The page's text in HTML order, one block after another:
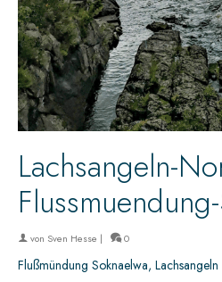
Lachsangeln-
von Sven Hesse | 0
Flußmündung Soknaelwa,